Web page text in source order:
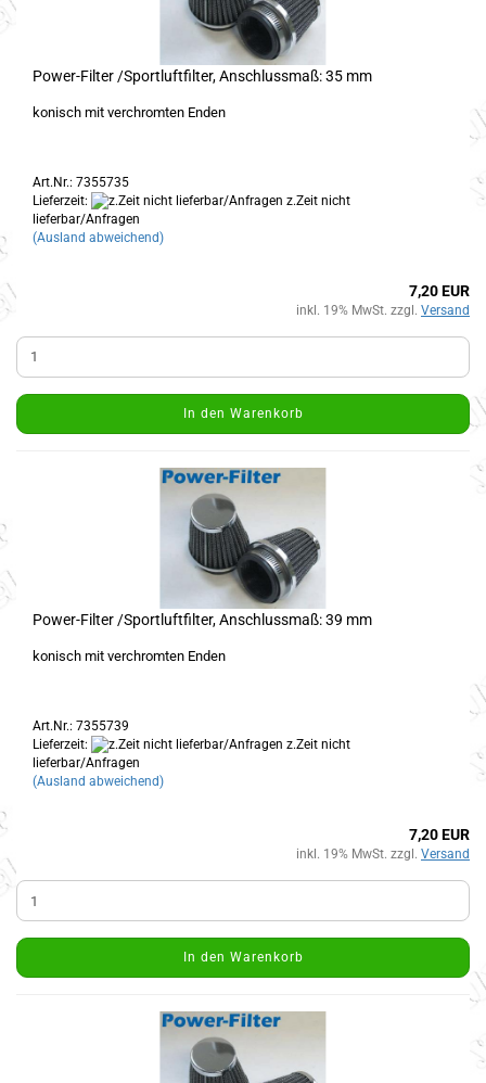
Power-Filter /Sportluftfilter, Anschlussmaß: 35 mm
konisch mit verchromten Enden
Art.Nr.: 7355735
Lieferzeit:
z.Zeit nicht
lieferbar/Anfragen
(Ausland abweichend)
7,20 EUR
inkl. 19% MwSt. zzgl. Versand
In den Warenkorb
Power-Filter /Sportluftfilter, Anschlussmaß: 39 mm
konisch mit verchromten Enden
Art.Nr.: 7355739
Lieferzeit:
z.Zeit nicht
lieferbar/Anfragen
(Ausland abweichend)
7,20 EUR
inkl. 19% MwSt. zzgl. Versand
In den Warenkorb